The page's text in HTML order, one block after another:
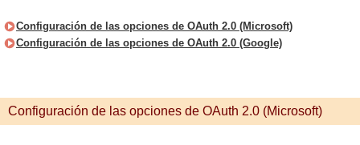
Configuración de las opciones de OAuth 2.0 (Microsoft)
Configuración de las opciones de OAuth 2.0 (Google)
Configuración de las opciones de OAuth 2.0 (Microsoft)